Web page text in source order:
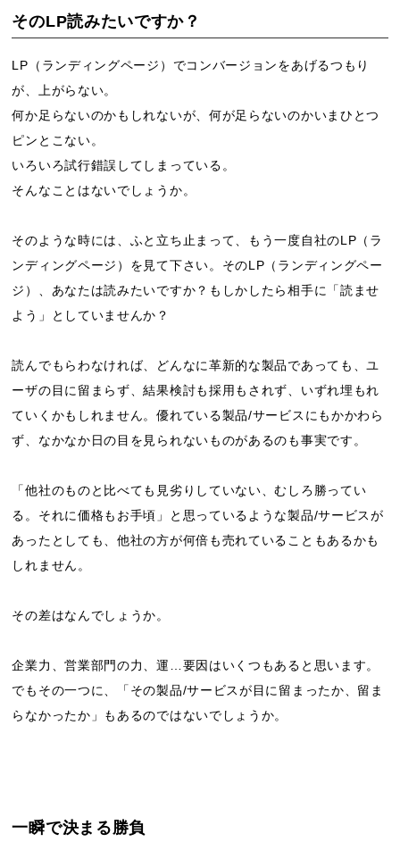
そのLP読みたいですか？
LP（ランディングページ）でコンバージョンをあげるつもり
が、上がらない。
何か足らないのかもしれないが、何が足らないのかいまひとつ
ピンとこない。
いろいろ試行錯誤してしまっている。
そんなことはないでしょうか。
そのような時には、ふと立ち止まって、もう一度自社のLP（ラ
ンディングページ）を見て下さい。そのLP（ランディングペー
ジ）、あなたは読みたいですか？もしかしたら相手に「読ませ
よう」としていませんか？
読んでもらわなければ、どんなに革新的な製品であっても、ユ
ーザの目に留まらず、結果検討も採用もされず、いずれ埋もれ
ていくかもしれません。優れている製品/サービスにもかかわら
ず、なかなか日の目を見られないものがあるのも事実です。
「他社のものと比べても見劣りしていない、むしろ勝ってい
る。それに価格もお手頃」と思っているような製品/サービスが
あったとしても、他社の方が何倍も売れていることもあるかも
しれません。
その差はなんでしょうか。
企業力、営業部門の力、運…要因はいくつもあると思います。
でもその一つに、「その製品/サービスが目に留まったか、留ま
らなかったか」もあるのではないでしょうか。
一瞬で決まる勝負